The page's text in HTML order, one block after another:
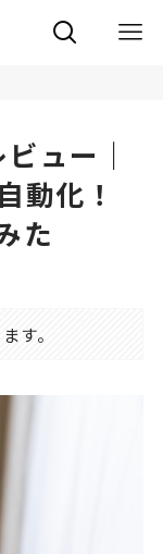
ュー｜
動化！
た
す。